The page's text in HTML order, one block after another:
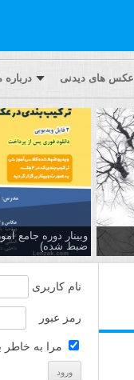
عکس های دیدنی درباره
وبینار دوره جامع
ضبط شده)
نام کاربری
رمز عبور
مرا به خاطر